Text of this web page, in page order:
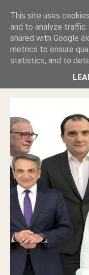
ΑΥΤΟΧΘΟΝΕΣ ΜΟΥ
ΦΙΜΩΣΑΝ ΤΟ SITE.
ΕΠΕΝΔΥΣΑΤΕ ΓΙΑ
ΓΛΥΦΑΔΑ WEB
ΜΙΚΡΟΝ
This site uses
and to analyze traffic.
shared with Google
metrics to ensure
statistics, and to